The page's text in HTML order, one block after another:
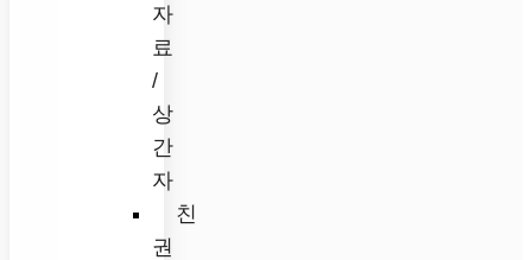
자
료
/
상
간
자
친
권